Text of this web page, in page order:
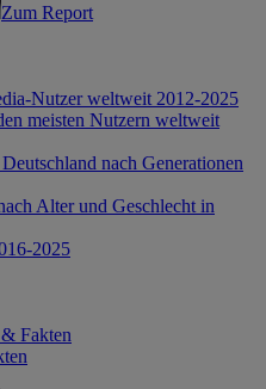
Zum Report
Nutzer weltweit 2012-2025
meisten Nutzern weltweit
nach Generationen
Alter und Geschlecht in
2025
Fakten